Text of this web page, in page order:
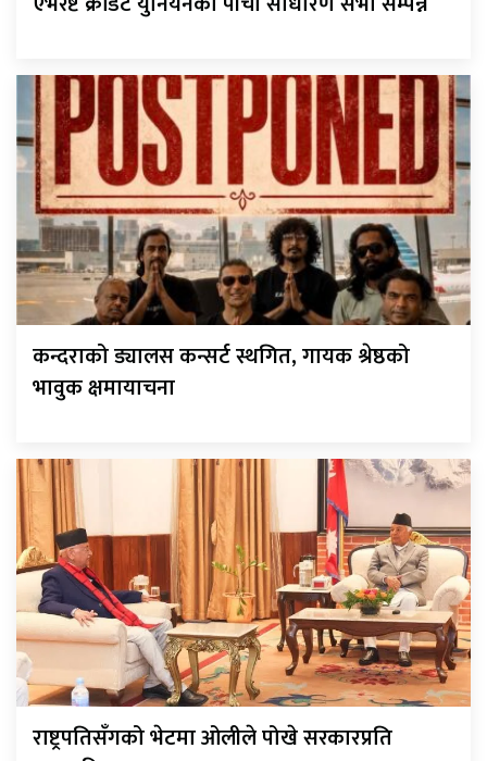
कन्दराको ड्यालस कन्सर्ट स्थगित, गायक श्रेष्ठको
भावुक क्षमायाचना
राष्ट्रपतिसँगको भेटमा ओलीले पोखे सरकारप्रति